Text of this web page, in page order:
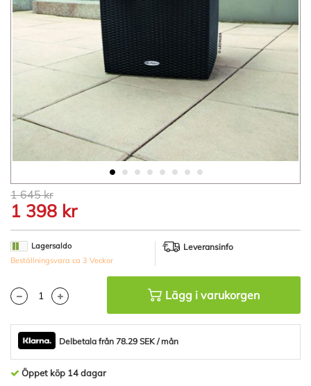
Hoppa
till
början
av
bildgalleriet
1 645 kr
1 398 kr
Lagersaldo
Beställningsvara ca 3 Veckor
Leveransinfo
Lägg i varukorgen
Delbetala från 78.29 SEK / mån
Öppet köp 14 dagar